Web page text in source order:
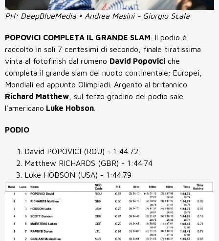
PH: DeepBlueMedia • Andrea Masini - Giorgio Scala
POPOVICI COMPLETA IL GRANDE SLAM . Il podio è
raccolto in soli 7 centesimi di secondo, finale tiratissima
vinta al fotofinish dal rumeno David Popovici che
completa il grande slam del nuoto continentale; Europei,
Mondiali ed appunto Olimpiadi. Argento al britannico
Richard Matthew , sul terzo gradino del podio sale
l'americano Luke Hobson
PODIO
David POPOVICI (ROU) - 1:44.72
Matthew RICHARDS (GBR) - 1:44.74
Luke HOBSON (USA) - 1:44.79